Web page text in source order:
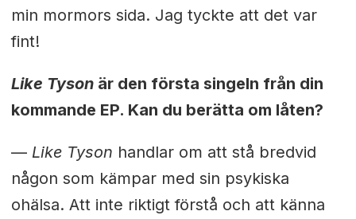
min mormors sida. Jag tyckte att det var
fint!
Like Tysonär den första singeln från din
kommande EP. Kan du berätta om låten?
— Like Tyson handlar om att stå bredvid
någon som kämpar med sin psykiska
ohälsa. Att inte riktigt förstå och att känna